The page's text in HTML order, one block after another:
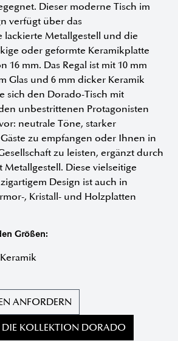
Dieser moderne Tisch im
verfügt über das
lackierte Metallgestell und die
oder geformte Keramikplatte
16 mm. Das Regal ist mit 10 mm
Glas und 6 mm dicker Keramik
sich den Dorado-Tisch mit
unbestrittenen Protagonisten
neutrale Töne, starker
zu empfangen oder Ihnen in
zu leisten, ergänzt durch
Metallgestell. Diese vielseitige
Design ist auch in
, Kristall- und Holzplatten
Größen:
ANFORDERN
DIE KOLLEKTION DORADO